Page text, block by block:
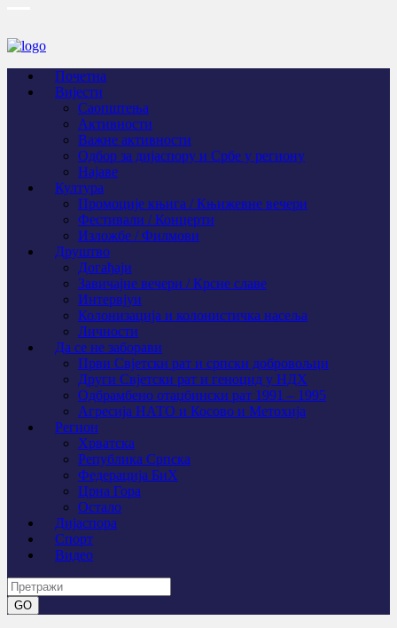
Почетна
Вијести
Саопштења
Активности
Важне активности
Одбор за дијаспору и Србе у региону
Најаве
Култура
Промоције књига / Књижевне вечери
Фестивали / Концерти
Изложбе / Филмови
Друштво
Догађаји
Завичајне вечери / Крсне славе
Интервјуи
Колонизација и колонистичка насеља
Личности
Да се не заборави
Први Свјeтски рат и српски добровољци
Други Свјетски рат и геноцид у НДХ
Одбрамбено отаџбински рат 1991 – 1995
Агресија НАТО и Косово и Метохија
Регион
Хрватска
Република Српска
Федерација БиХ
Црна Гора
Остало
Дијаспора
Спорт
Видео